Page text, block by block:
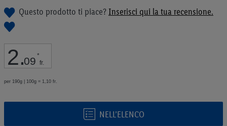
Questo prodotto ti piace?Inserisci qui la tua recensione.
2.09 *
fr.
per 190g | 100g = 1,10 fr.
NELL’ELENCO
di
immagini